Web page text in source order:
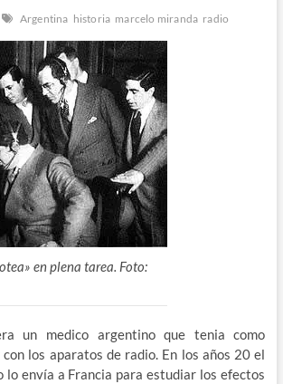
Argentina historia marcelo miranda radio
en plena tarea. Foto:
un medico argentino que tenia como
los aparatos de radio. En los años 20 el
envía a Francia para estudiar los efectos